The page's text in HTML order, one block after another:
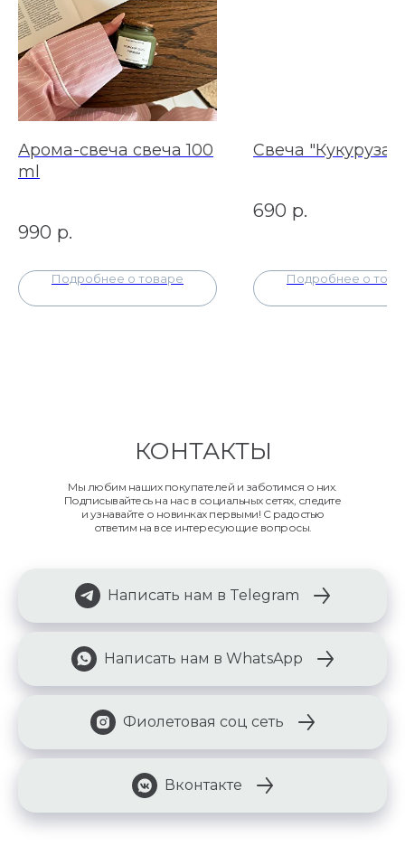
Арома-свеча свеча 100
ml
990 р.
Подробнее о товаре
Свеча "Кукуруза"
690 р.
Подробнее о
КОНТАКТЫ
Мы любим наших покупателей и заботимся о них.
Подписывайтесь на нас в социальных сетях, следите
и узнавайте о новинках первыми! С радостью
ответим на все интересующие вопросы.
Написать нам в Telegram
Написать нам в WhatsApp
Фиолетовая соц сеть
Вконтакте